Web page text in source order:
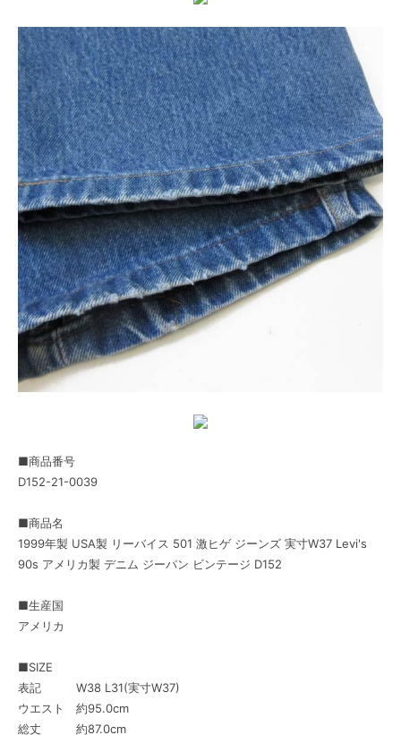
■商品番号
D152-21-0039
■商品名
1999年製 USA製 リーバイス 501 激ヒゲ ジーンズ 実寸W37 Levi's
90s アメリカ製 デニム ジーパン ビンテージ D152
■生産国
アメリカ
■SIZE
表記 W38 L31(実寸W37)
ウエスト 約95.0cm
総丈 約87.0cm